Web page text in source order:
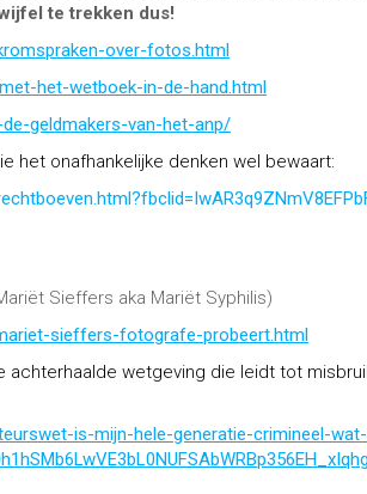
te trekken dus!
over-fotos.html
het-wetboek-in-de-hand.html
geldmakers-van-het-anp/
het onafhankelijke denken wel bewaart:
Sieffers aka Mariët Syphilis)
sieffers-fotografe-probeert.html
achterhaalde wetgeving die leidt tot
is-mijn-hele-generatie-crimineel-